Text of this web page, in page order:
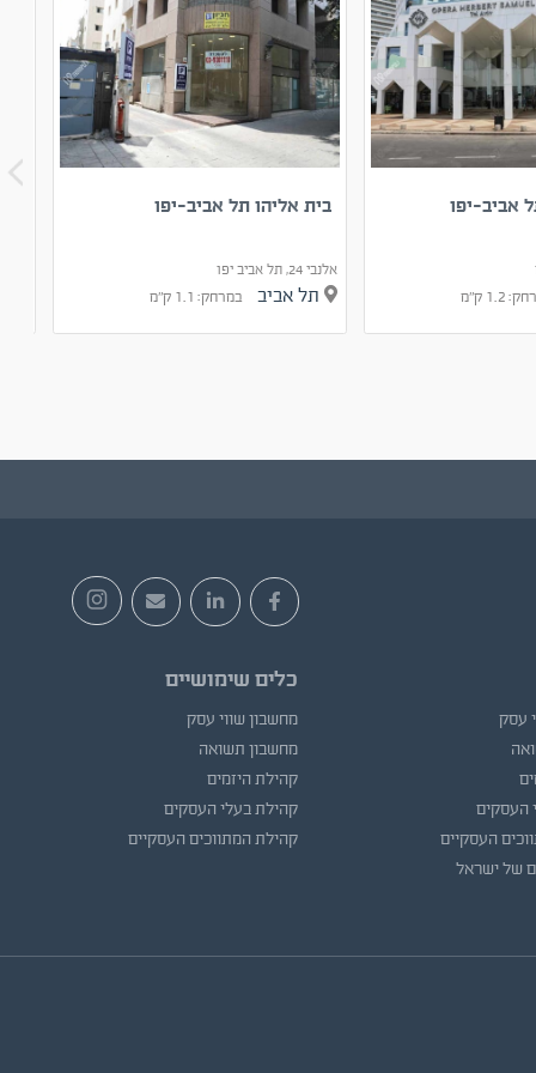
אביב-יפו
1.2 ק"מ
בית אליהו תל אביב-יפו
אלנבי 24, תל אביב יפו
תל אביב במרחק: 1.1 ק"מ
עסק
העסקים
העסקיים
של ישראל
כלים שימושיים
מחשבון שווי עסק
מחשבון תשואה
קהילת היזמים
קהילת בעלי העסקים
קהילת המתווכים העסקיים